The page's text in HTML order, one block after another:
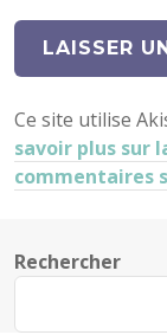
Ce site utilise
savoir plus sur
commentaires
Rechercher